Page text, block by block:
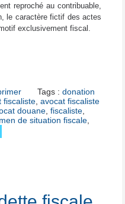
reproché au contribuable,
le caractère fictif des actes
exclusivement fiscal.
Tags : donation
fiscaliste avocat fiscaliste
douane fiscaliste
de situation fiscale